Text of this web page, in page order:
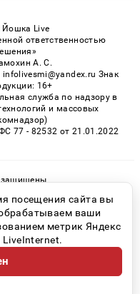
Live
ответственностью
А. С.
Знак
16+
служба по надзору в
и массовых
77 - 82532 от 21.01.2022
защищены
сайта 16+
посещения сайта вы
ваши
метрик Яндекс